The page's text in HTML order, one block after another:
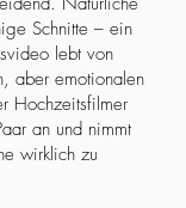
Schnitte – ein
lebt von
aber emotionalen
Hochzeitsfilmer
an und nimmt
wirklich zu